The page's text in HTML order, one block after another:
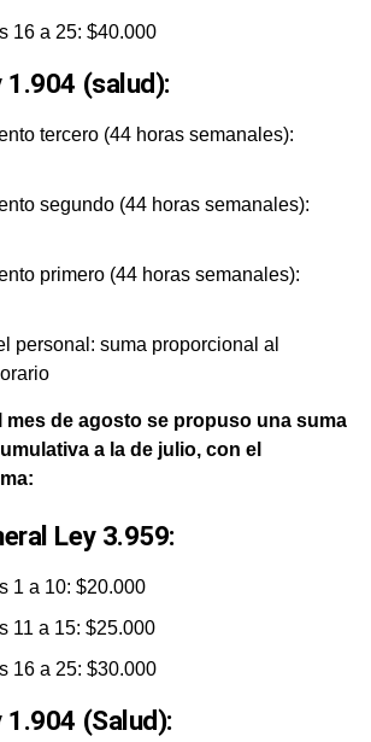
16 a 25: $40.000
1.904 (salud):
tercero (44 horas semanales):
segundo (44 horas semanales):
primero (44 horas semanales):
personal: suma proporcional al
mes de agosto se propuso una suma
a la de julio, con el
Ley 3.959:
1 a 10: $20.000
11 a 15: $25.000
16 a 25: $30.000
1.904 (Salud):